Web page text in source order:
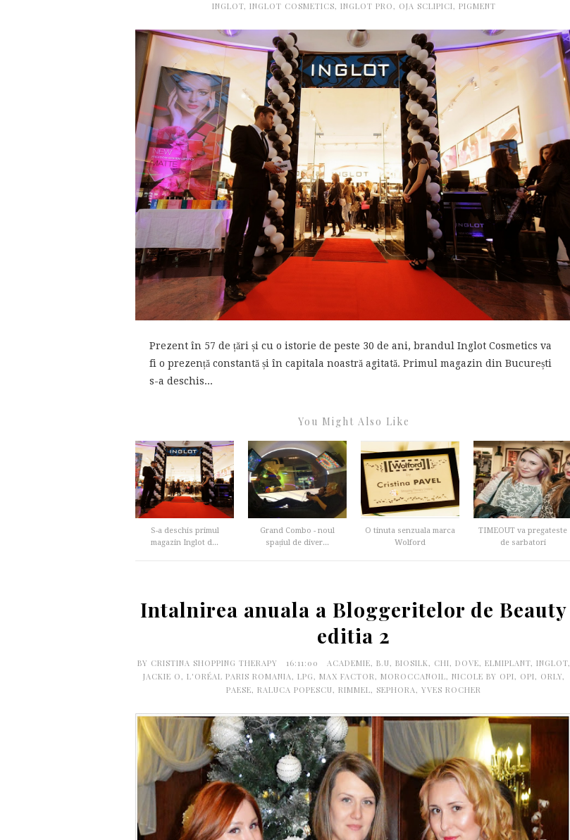
INGLOT, INGLOT COSMETICS, INGLOT PRO, OJA SCLIPICI, PIGMENT
Prezent în 57 de țări și cu o istorie de peste 30 de ani, brandul Inglot Cosmetics va
fi o prezență constantă și în capitala noastră agitată. Primul magazin din București
s-a deschis...
You Might Also Like
S-a deschis primul
magazin Inglot d...
Grand Combo - noul
spațiul de diver...
O tinuta senzuala marca
Wolford
TIMEOUT va pregateste
de sarbatori
Intalnirea anuala a Bloggeritelor de Beauty
editia 2
BY CRISTINA SHOPPING THERAPY 16:11:00 ACADEMIE, B.U, BIOSILK, CHI, DOVE, ELMIPLANT, INGLOT,
JACKIE O, L'ORÉAL PARIS ROMANIA, LPG, MAX FACTOR, MOROCCANOIL, NICOLE BY OPI, OPI, ORLY,
PAESE, RALUCA POPESCU, RIMMEL, SEPHORA, YVES ROCHER